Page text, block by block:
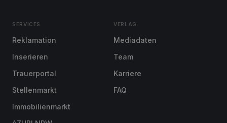
SERVICES
Reklamation
Inserieren
Trauerportal
Stellenmarkt
Immobilienmarkt
VERLAG
Mediadaten
Team
Karriere
FAQ